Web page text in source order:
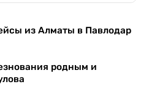
из Алматы в Павлодар
родным и